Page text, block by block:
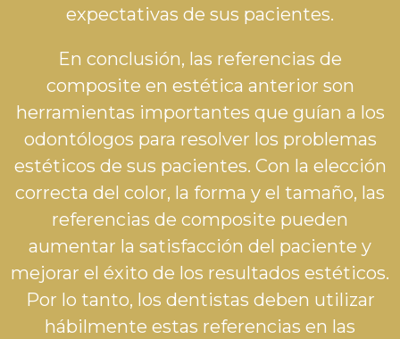
expectativas de sus pacientes.
En conclusión, las referencias de
composite en estética anterior son
herramientas importantes que guían a los
odontólogos para resolver los problemas
estéticos de sus pacientes. Con la elección
correcta del color, la forma y el tamaño, las
referencias de composite pueden
aumentar la satisfacción del paciente y
mejorar el éxito de los resultados estéticos.
Por lo tanto, los dentistas deben utilizar
hábilmente estas referencias en las